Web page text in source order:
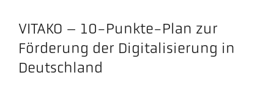
VITAKO – 10-Punkte-Plan zur
Förderung der Digitalisierung in
Deutschland